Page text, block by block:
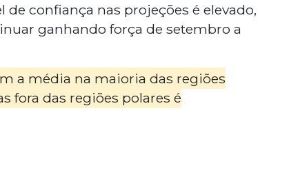
confiança nas projeções é elevado,
ganhando força de setembro a
a média na maioria das regiões
fora das regiões polares é